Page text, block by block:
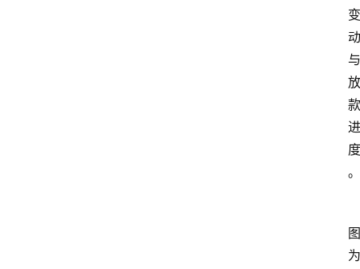
变
动
与
放
款
进
度
。
图
为